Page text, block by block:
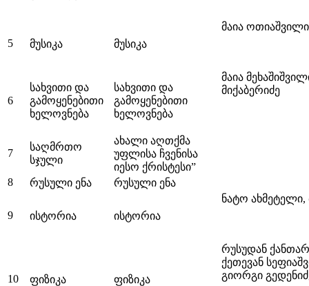
5 მუსიკა მუსიკა
მაია
6
სახვითი და
გამოყენებითი
ხელოვნება
სახვითი და
გამოყენებითი
ხელოვნება
მაია
მიქაბერიძე
7
საღმრთო
სჯული
ახალი აღთქმა
უფლისა ჩვენისა
იესო ქრისტესი”
8
რუსული ენა რუსული ენა
9 ისტორია ისტორია
ნატო
10 ფიზიკა ფიზიკა
რუსუდან
ქეთევან
გიორგი